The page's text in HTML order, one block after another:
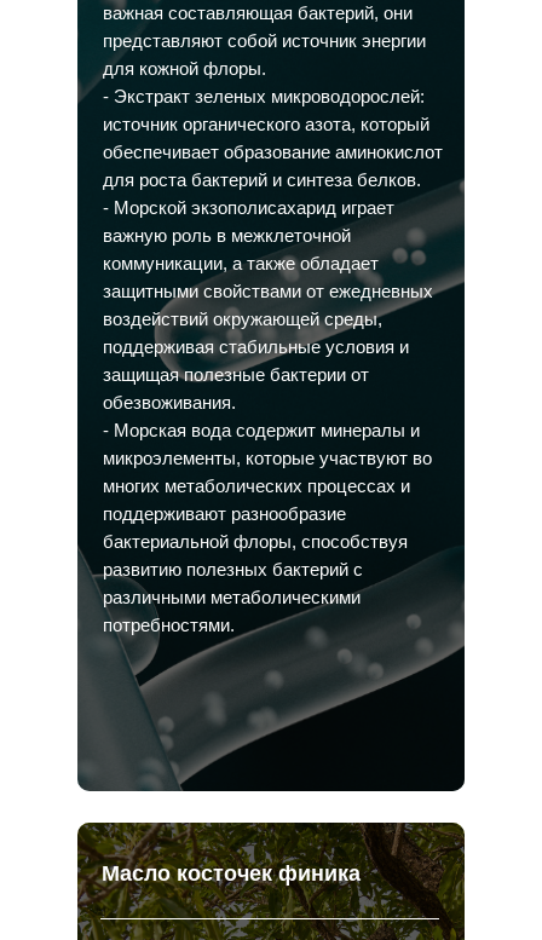
важная составляющая бактерий, они
представляют собой источник энергии
для кожной флоры.
- Экстракт зеленых микроводорослей:
источник органического азота, который
обеспечивает образование аминокислот
для роста бактерий и синтеза белков.
- Морской экзополисахарид играет
важную роль в межклеточной
коммуникации, а также обладает
защитными свойствами от ежедневных
воздействий окружающей среды,
поддерживая стабильные условия и
защищая полезные бактерии от
обезвоживания.
- Морская вода содержит минералы и
микроэлементы, которые участвуют во
многих метаболических процессах и
поддерживают разнообразие
бактериальной флоры, способствуя
развитию полезных бактерий с
различными метаболическими
потребностями.
Масло косточек финика